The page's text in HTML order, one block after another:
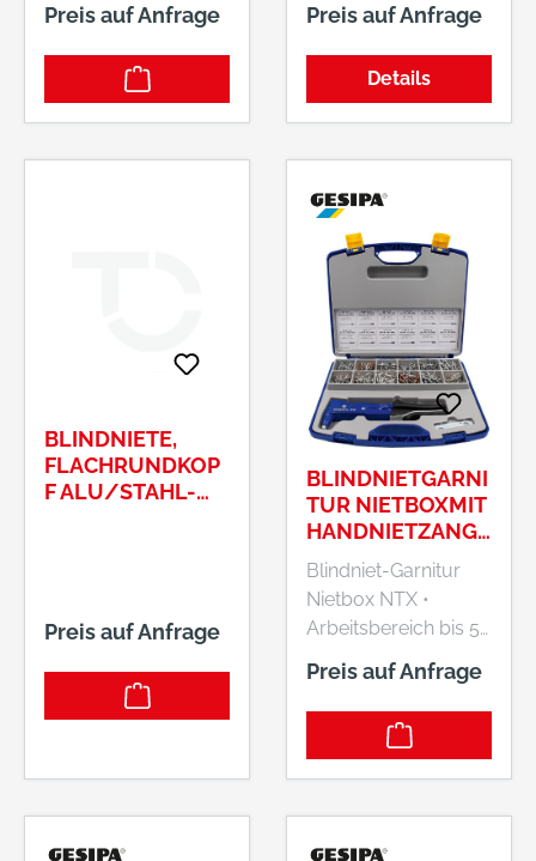
Hohlniet: Kupfer •
Nietdorn: Bronze
Hersteller: GESIPA
Preis auf Anfrage
Nietdorn: Stahl,
verzinkt • Ideal für
weiche und brüchige
förmigen
Schließkopfbildung
Preis auf Anfrage
Details
BLINDNIETE,
FLACHRUNDKOP
F ALU/STAHL-
Preis auf Anfrage
BLINDNIETGARNI
TUR NIETBOXMIT
HANDNIETZANGE
NTX 941-TEILIG
GESIPA
Blindniet-Garnitur
Nietbox NTX •
Arbeitsbereich bis 5
mm Ø Stahl und
Edelstahl •
Zangengehäuse aus
Preis auf Anfrage